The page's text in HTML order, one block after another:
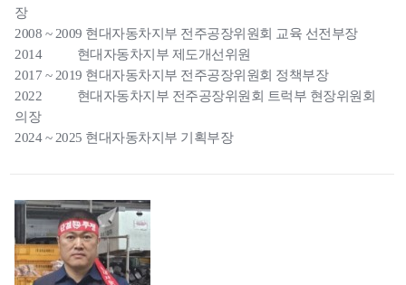
장
2008 ~ 2009 현대자동차지부 전주공장위원회 교육 선전부장
2014 현대자동차지부 제도개선위원
2017 ~ 2019 현대자동차지부 전주공장위원회 정책부장
2022 현대자동차지부 전주공장위원회 트럭부 현장위원회
의장
2024 ~ 2025 현대자동차지부 기획부장